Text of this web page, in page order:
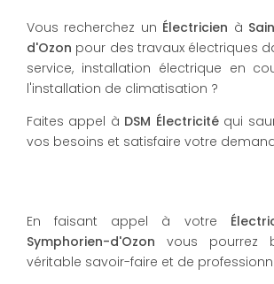
Vous recherchez un Électricien à
d'Ozon pour des travaux électriques
service, installation électrique en
l'installation de climatisation ?
Faites appel à DSM Électricitéqui
vos besoins et satisfaire votre
En faisant appel à votre
Symphorien-d'Ozon vous pourrez
véritable savoir-faire et de